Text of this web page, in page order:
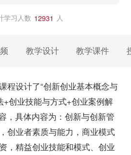
学习人数 12931 人
教学设计 教学课件
程设计了“创新创业基本概念与
+创业技能与方式+创业案例解
，具体内容为：创新与创新管
创业者素质与能力，商业模式
，精益创业技能和模式、创业